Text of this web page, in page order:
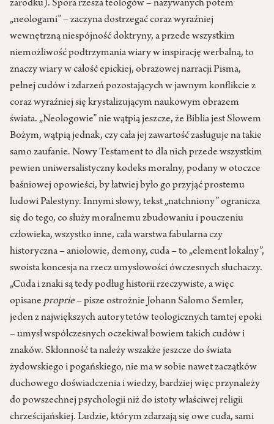
zarodku). Spora rzesza teologów – nazywanych potem
„neologami” – zaczyna dostrzegać coraz wyraźniej
wewnętrzną niespójność doktryny, a przede wszystkim
niemożliwość podtrzymania wiary w inspirację werbalną, to
znaczy wiary w całość epickiej, obrazowej narracji Pisma,
pełnej cudów i zdarzeń pozostających w jawnym konflikcie z
coraz wyraźniej się krystalizującym naukowym obrazem
świata. „Neologowie” nie wątpią jeszcze, że Biblia jest Słowem
Bożym, wątpią jednak, czy cała jej zawartość zasługuje na takie
samo zaufanie. Nowy Testament to dla nich przede wszystkim
pewien uniwersalistyczny kodeks moralny, podany w otoczce
baśniowej opowieści, by łatwiej było go przyjąć prostemu
ludowi Palestyny. Innymi słowy, tekst „natchniony” ogranicza
się do tego, co służy moralnemu zbudowaniu i pouczeniu
człowieka, wszystko inne, cała warstwa fabularna czy
historyczna – aniołowie, demony, cuda – to „element lokalny”,
swoista koncesja na rzecz umysłowości ówczesnych słuchaczy.
„Cuda i znaki są tedy podług historii rzeczywiste, a więc
opisane proprie– pisze ostrożnie Johann Salomo Semler,
jeden z największych autorytetów teologicznych tamtej epoki
– umysł współczesnych oczekiwał bowiem takich cudów i
znaków. Skłonność ta należy wszakże jeszcze do świata
żydowskiego i pogańskiego, nie ma w sobie nawet zaczątków
duchowego doświadczenia i wiedzy, bardziej więc przynależy
do powszechnej psychologii niż do istoty właściwej religii
chrześcijańskiej. Ludzie, którym zdarzają się owe cuda, sami